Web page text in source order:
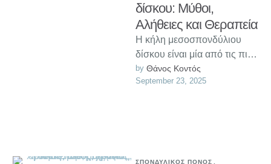
δίσκου: Μύθοι,
Αλήθειες και Θεραπεία
Η κήλη μεσοσπονδύλιου
δίσκου είναι μία από τις πιο
συχνές αιτίες πόνου στη
μέση και τον αυχένα, αλλά …
by Θάνος Κοντός
September 23, 2025
ΣΠΟΝΔΥΛΙΚΟΣ ΠΟΝΟΣ